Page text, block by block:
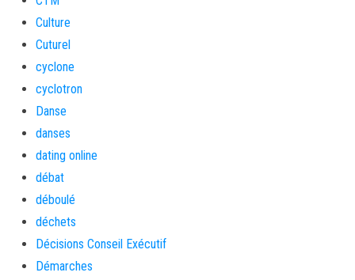
Culture
Cuturel
cyclone
cyclotron
Danse
danses
dating online
débat
déboulé
déchets
Décisions Conseil Exécutif
Démarches